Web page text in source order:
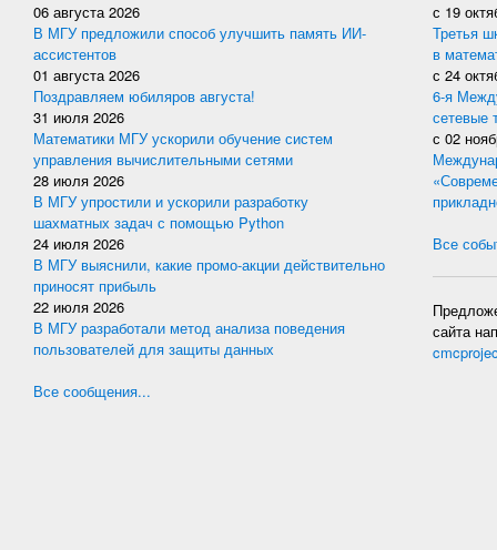
06 августа 2026
В МГУ предложили способ улучшить память ИИ-
ассистентов
01 августа 2026
Поздравляем юбиляров августа!
31 июля 2026
Математики МГУ ускорили обучение систем
управления вычислительными сетями
28 июля 2026
В МГУ упростили и ускорили разработку
шахматных задач с помощью Python
24 июля 2026
В МГУ выяснили, какие промо-акции действительно
приносят прибыль
22 июля 2026
В МГУ разработали метод анализа поведения
пользователей для защиты данных
Все сообщения...
с 19
Третья
в
с 24
6-я
сетевые
с 02
Все
сайта